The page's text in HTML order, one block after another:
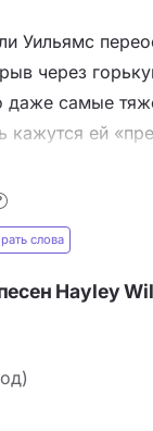
Уильямс
через
даже самые
кажутся ей
сожаление
приём
«трудных
«настоящими
«яростью»
прожитое
слова
Hayley